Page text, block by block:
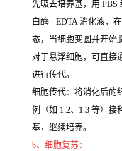
先吸去培养基，用 PBS
白酶 - EDTA 消化液，
态，当细胞变圆并开始
对于悬浮细胞，可直接
进行传代。
细胞传代：将消化后的
例（如 1:2、1:3 等）
基，继续培养。
b、细胞复苏：